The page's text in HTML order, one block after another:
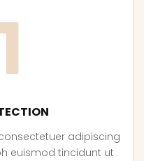
adipiscing
euismod tincidunt ut